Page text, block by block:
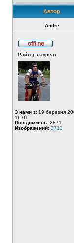
Автор
Andre
Райтер-лауреат
З нами з: 19 березня
16:01
Повідомлень: 2871
Изображений: 3713